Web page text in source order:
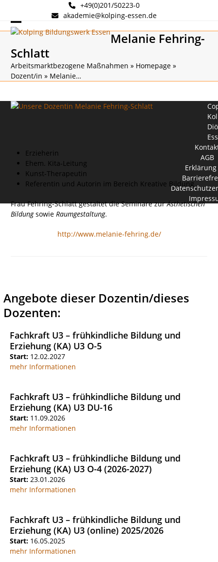
content
+49(0)201/50223-0
akademie@kolping-essen.de
Open
mobile
menu
Close
mobile
menu
Melanie Fehring-
Schlatt
Arbeitsmarktbezogene Maßnahmen » Homepage »
Dozent/in » Melanie…
Erzieherin
Ehem. Kita-Leitung
Kunst-Therapeutin
Referentin und Autorin im Bereich Kreative Bildung
Frau Fehring-Schlatt gestaltet die Seminare zurÄsthetischen
BildungsowieRaumgestaltung.
http://www.melanie-fehring.de/
Angebote dieser Dozentin/dieses
Dozenten:
Fachkraft U3 – frühkindliche Bildung und
Erziehung (KA) U3 O-5
Start:12.02.2027
mehr Informationen
Fachkraft U3 – frühkindliche Bildung und
Erziehung (KA) U3 DU-16
Start:11.09.2026
mehr Informationen
Fachkraft U3 – frühkindliche Bildung und
Erziehung (KA) U3 O-4 (2026-2027)
Start:23.01.2026
mehr Informationen
Fachkraft U3 – frühkindliche Bildung und
Erziehung (KA) U3 (online) 2025/2026
Start:16.05.2025
mehr Informationen
AGB